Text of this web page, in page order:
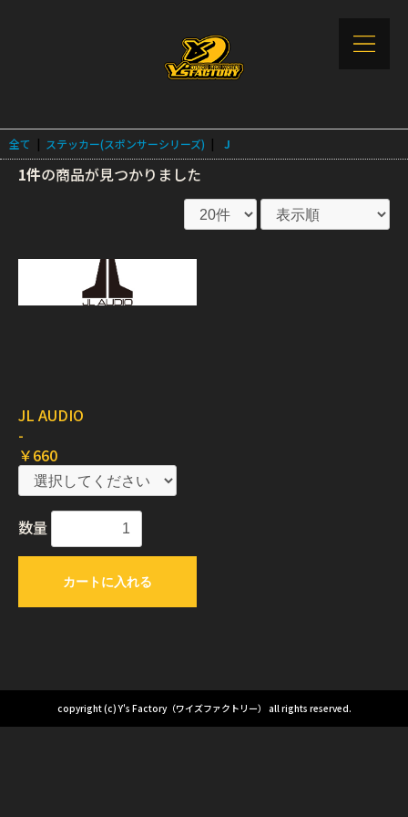
全て | ステッカー(スポンサーシリーズ) | J
1件の商品が見つかりました
JL AUDIO
-
￥660
数量
カートに入れる
copyright (c) Y's Factory（ワイズファクトリー） all rights reserved.